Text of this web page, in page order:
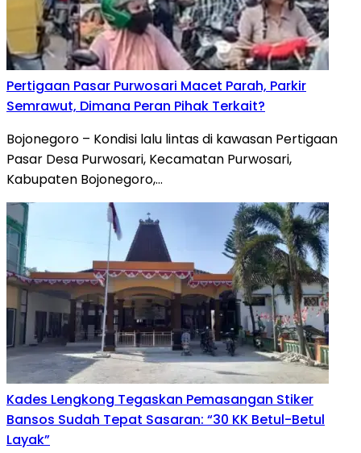
Pertigaan Pasar Purwosari Macet Parah, Parkir
Semrawut, Dimana Peran Pihak Terkait?
Bojonegoro – Kondisi lalu lintas di kawasan Pertigaan
Pasar Desa Purwosari, Kecamatan Purwosari,
Kabupaten Bojonegoro,…
Kades Lengkong Tegaskan Pemasangan Stiker
Bansos Sudah Tepat Sasaran: “30 KK Betul-Betul
Layak”